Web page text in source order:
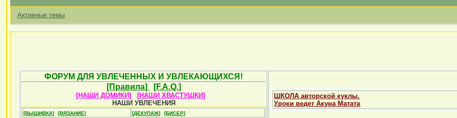
Активные темы
ФОРУМ ДЛЯ УВЛЕЧЕННЫХ И УВЛЕКАЮЩИХСЯ!
[Правила]
[F.A.Q.]
[НАШИ ДОМИКИ]
[НАШИ ХВАСТУШКИ]
НАШИ УВЛЕЧЕНИЯ
[ВЫШИВКА] [ВЯЗАНИЕ] [ДЕКУПАЖ]
[БИСЕР]
ШКОЛА авторской куклы.
Уроки ведет Акуна Матата